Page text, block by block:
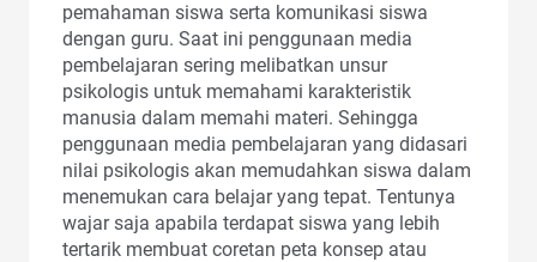
pemahaman siswa serta komunikasi siswa
dengan guru. Saat ini penggunaan media
pembelajaran sering melibatkan unsur
psikologis untuk memahami karakteristik
manusia dalam memahi materi. Sehingga
penggunaan media pembelajaran yang didasari
nilai psikologis akan memudahkan siswa dalam
menemukan cara belajar yang tepat. Tentunya
wajar saja apabila terdapat siswa yang lebih
tertarik membuat coretan peta konsep atau